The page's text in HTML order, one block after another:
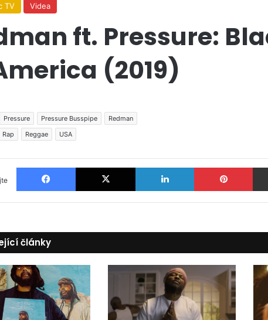
TV Videa
ft. Pressure:
(2019)
Pressure Pressure Busspipe
Redman
Rap Reggae USA
Facebook X LinkedIn Pinterest
články